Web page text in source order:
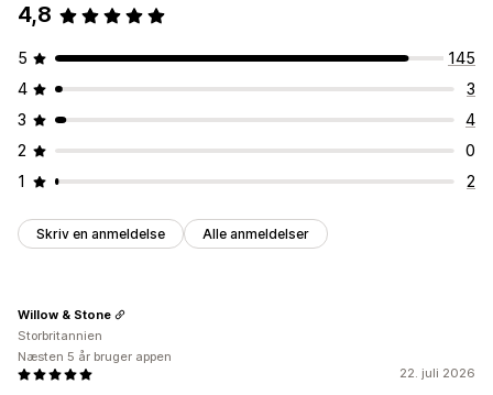
4,8
5
145
4
3
3
4
2
0
1
2
Skriv en anmeldelse Alle anmeldelser
22. juli 2026
Willow & Stone
Storbritannien
Næsten 5 år bruger appen